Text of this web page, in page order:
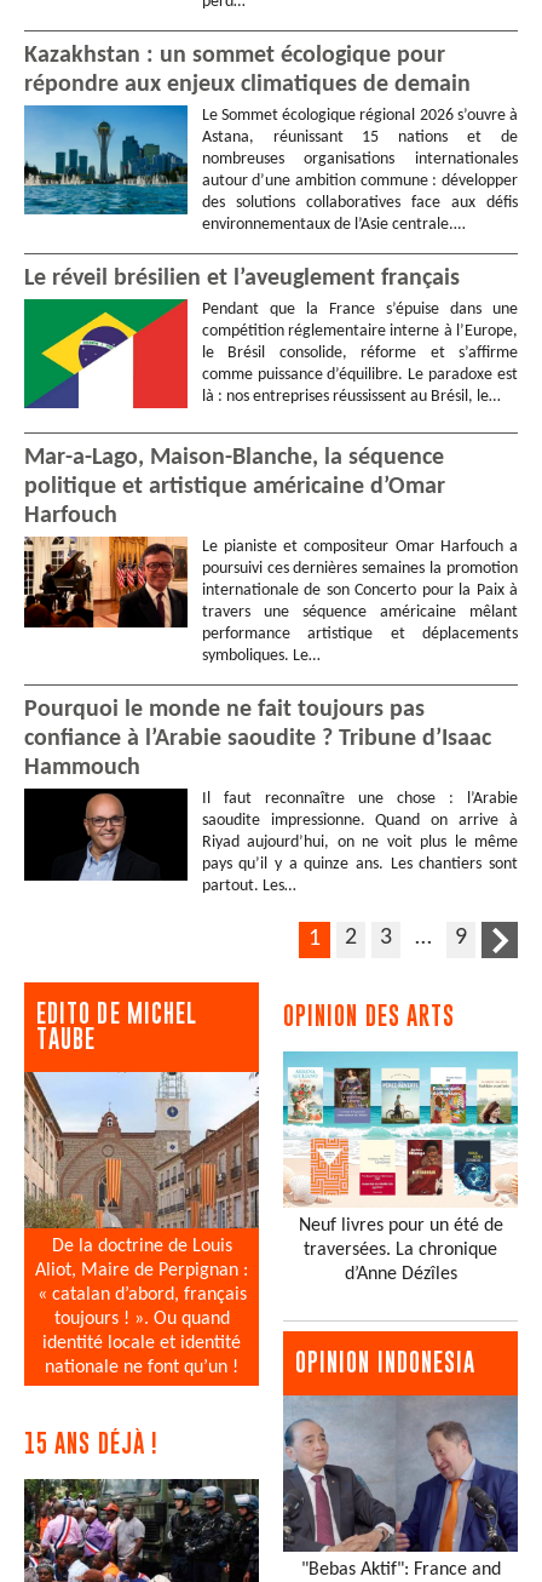
Kazakhstan : un sommet écologique pour
répondre aux enjeux climatiques de demain
Le Sommet écologique régional 2026 s’ouvre à
Astana, réunissant 15 nations et de
nombreuses organisations internationales
autour d’une ambition commune : développer
des solutions collaboratives face aux défis
environnementaux de l’Asie centrale.…
Le réveil brésilien et l’aveuglement français
Pendant que la France s’épuise dans une
compétition réglementaire interne à l’Europe,
le Brésil consolide, réforme et s’affirme
comme puissance d’équilibre. Le paradoxe est
là : nos entreprises réussissent au Brésil, le…
Mar-a-Lago, Maison-Blanche, la séquence
politique et artistique américaine d’Omar
Harfouch
Le pianiste et compositeur Omar Harfouch a
poursuivi ces dernières semaines la promotion
internationale de son Concerto pour la Paix à
travers une séquence américaine mêlant
performance artistique et déplacements
symboliques. Le…
Pourquoi le monde ne fait toujours pas
confiance à l’Arabie saoudite ? Tribune d’Isaac
Hammouch
Il faut reconnaître une chose : l’Arabie
saoudite impressionne. Quand on arrive à
Riyad aujourd’hui, on ne voit plus le même
pays qu’il y a quinze ans. Les chantiers sont
partout. Les…
1 2 3 … 9
EDITO DE MICHEL
TAUBE
De la doctrine de Louis
Aliot, Maire de Perpignan :
« catalan d’abord, français
toujours ! ». Ou quand
identité locale et identité
nationale ne font qu’un !
15 ANS DÉJÀ !
OPINION DES ARTS
Neuf livres pour un été de
traversées. La chronique
d’Anne Dézîles
OPINION INDONESIA
"Bebas Aktif": France and